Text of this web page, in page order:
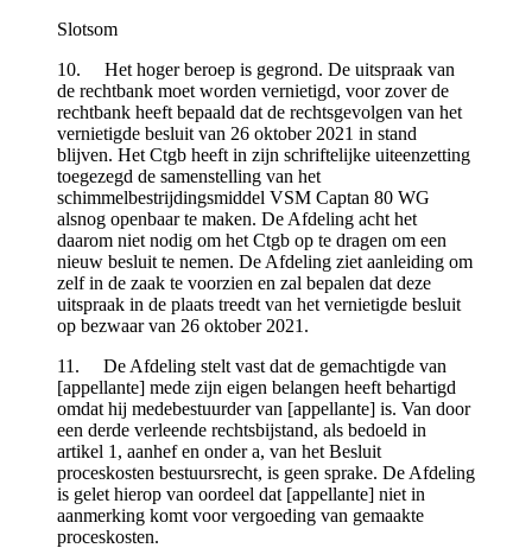
Slotsom
10. Het hoger beroep is gegrond. De uitspraak van
de rechtbank moet worden vernietigd, voor zover de
rechtbank heeft bepaald dat de rechtsgevolgen van het
vernietigde besluit van 26 oktober 2021 in stand
blijven. Het Ctgb heeft in zijn schriftelijke uiteenzetting
toegezegd de samenstelling van het
schimmelbestrijdingsmiddel VSM Captan 80 WG
alsnog openbaar te maken. De Afdeling acht het
daarom niet nodig om het Ctgb op te dragen om een
nieuw besluit te nemen. De Afdeling ziet aanleiding om
zelf in de zaak te voorzien en zal bepalen dat deze
uitspraak in de plaats treedt van het vernietigde besluit
op bezwaar van 26 oktober 2021.
11. De Afdeling stelt vast dat de gemachtigde van
[appellante] mede zijn eigen belangen heeft behartigd
omdat hij medebestuurder van [appellante] is. Van door
een derde verleende rechtsbijstand, als bedoeld in
artikel 1, aanhef en onder a, van het Besluit
proceskosten bestuursrecht, is geen sprake. De Afdeling
is gelet hierop van oordeel dat [appellante] niet in
aanmerking komt voor vergoeding van gemaakte
proceskosten.